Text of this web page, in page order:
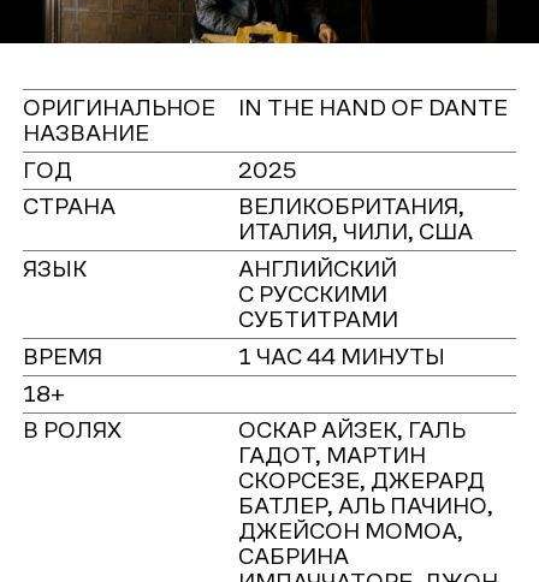
ОРИГИНАЛЬНОЕ
НАЗВАНИЕ
IN THE HAND OF DANTE
ГОД
2025
СТРАНА
ВЕЛИКОБРИТАНИЯ,
ИТАЛИЯ, ЧИЛИ, США
ЯЗЫК
АНГЛИЙСКИЙ
С РУССКИМИ
СУБТИТРАМИ
ВРЕМЯ
1 ЧАС 44 МИНУТЫ
18+
В РОЛЯХ
ОСКАР АЙЗЕК, ГАЛЬ
ГАДОТ, МАРТИН
СКОРСЕЗЕ, ДЖЕРАРД
БАТЛЕР, АЛЬ ПАЧИНО,
ДЖЕЙСОН МОМОА,
САБРИНА